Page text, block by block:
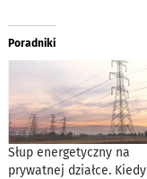
Poradniki
Słup energetyczny na
prywatnej działce. Kiedy